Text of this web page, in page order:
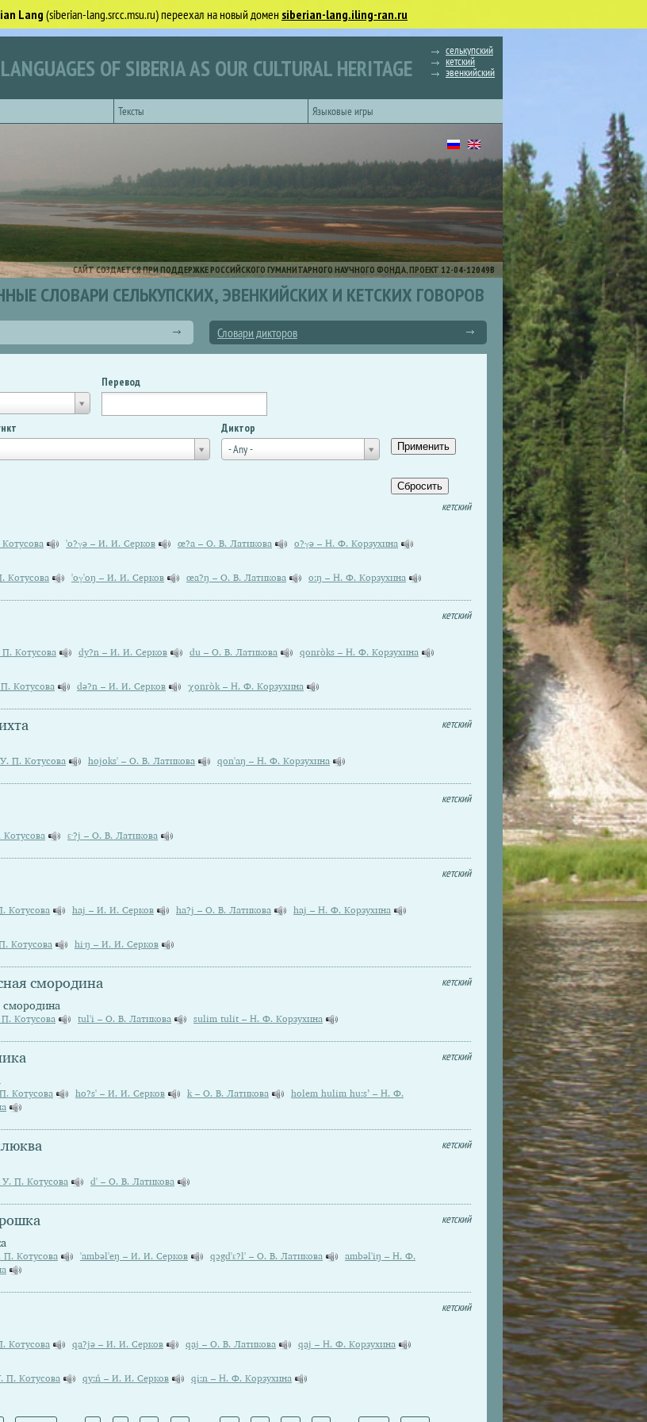
Lang(siberian-lang.srcc.msu.ru) переехал на новый домен siberian-lang.iling-ran.ru
OF SIBERIA AS OUR CULTURAL HERITAGE
селькупский
кетский
эвенкийский
Тексты Языковые игры
САЙТ СОЗДАЕТСЯ ПРИ ПОДДЕРЖКЕ РОССИЙСКОГО ГУМАНИТАРНОГО НАУЧНОГО ФОНДА, ПРОЕКТ 12-04-12049В
СЛОВАРИ СЕЛЬКУПСКИХ, ЭВЕНКИЙСКИХ И КЕТСКИХ ГОВОРОВ
Словари дикторов
Перевод
Диктор
- Any -
кетский
'o?γə – И. И. Серков œ?a – О. В. Латикова o?γə – Н. Ф. Корзухина
Котусова 'oγ'oŋ – И. И. Серков œa?ŋ – О. В. Латикова o:ŋ – Н. Ф. Корзухина
кетский
Котусова dy?n – И. И. Серков du – О. В. Латикова qonròks – Н. Ф. Корзухина
Котусова də?n – И. И. Серков χonròk – Н. Ф. Корзухина
кетский
П. Котусова hojoks' – О. В. Латикова qon'aŋ – Н. Ф. Корзухина
кетский
ε∙?j – О. В. Латикова
кетский
Котусова haj – И. И. Серков ha?j – О. В. Латикова haj – Н. Ф. Корзухина
Котусова hi·ŋ – И. И. Серков
смородина кетский
смородина
Котусова tul'i – О. В. Латикова sulim tulit – Н. Ф. Корзухина
кетский
Котусова ho?s' – И. И. Серков k – О. В. Латикова
holem hulim hu:s’ – Н. Ф.
кетский
П. Котусова d' – О. В. Латикова
кетский
П. Котусова 'ambəl'eŋ – И. И. Серков qɔgd'ε?l' – О. В. Латикова
ambəl'iŋ – Н. Ф.
кетский
Котусова qa?jə – И. И. Серков qaj – О. В. Латикова qaj – Н. Ф. Корзухина
П. Котусова qy:ń – И. И. Серков qi:n – Н. Ф. Корзухина